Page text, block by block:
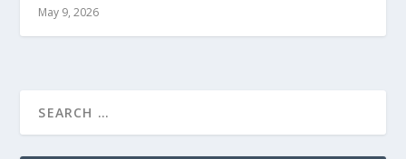
May 9, 2026